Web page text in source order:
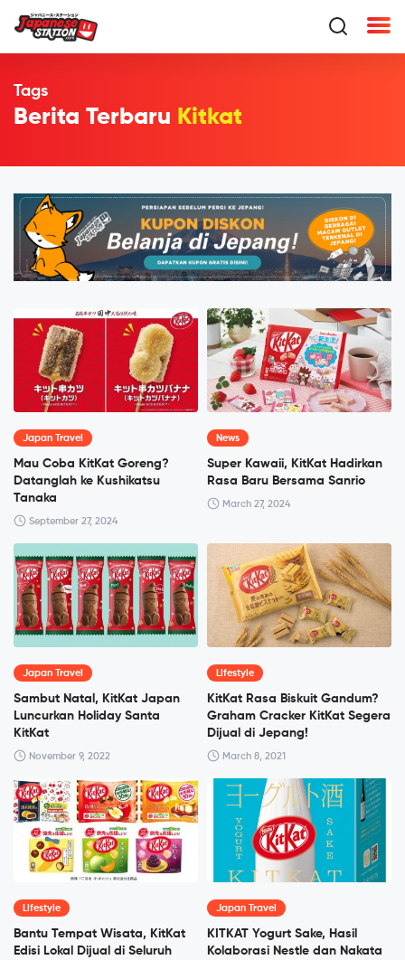
Tags
Berita Terbaru Kitkat
Japan Travel
Mau Coba KitKat Goreng?
Datanglah ke Kushikatsu
Tanaka
September 27, 2024
News
Super Kawaii, KitKat Hadirkan
Rasa Baru Bersama Sanrio
March 27, 2024
Japan Travel
Sambut Natal, KitKat Japan
Luncurkan Holiday Santa
KitKat
November 9, 2022
Lifestyle
KitKat Rasa Biskuit Gandum?
Graham Cracker KitKat Segera
Dijual di Jepang!
March 8, 2021
Lifestyle
Bantu Tempat Wisata, KitKat
Edisi Lokal Dijual di Seluruh
Japan Travel
KITKAT Yogurt Sake, Hasil
Kolaborasi Nestle dan Nakata